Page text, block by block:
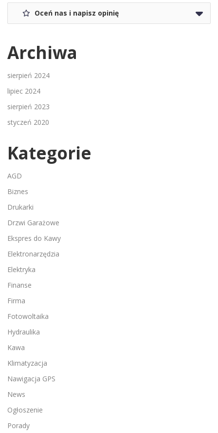
Oceń nas i napisz opinię
Archiwa
sierpień 2024
lipiec 2024
sierpień 2023
styczeń 2020
Kategorie
AGD
Biznes
Drukarki
Drzwi Garażowe
Ekspres do Kawy
Elektronarzędzia
Elektryka
Finanse
Firma
Fotowoltaika
Hydraulika
Kawa
Klimatyzacja
Nawigacja GPS
News
Ogłoszenie
Porady